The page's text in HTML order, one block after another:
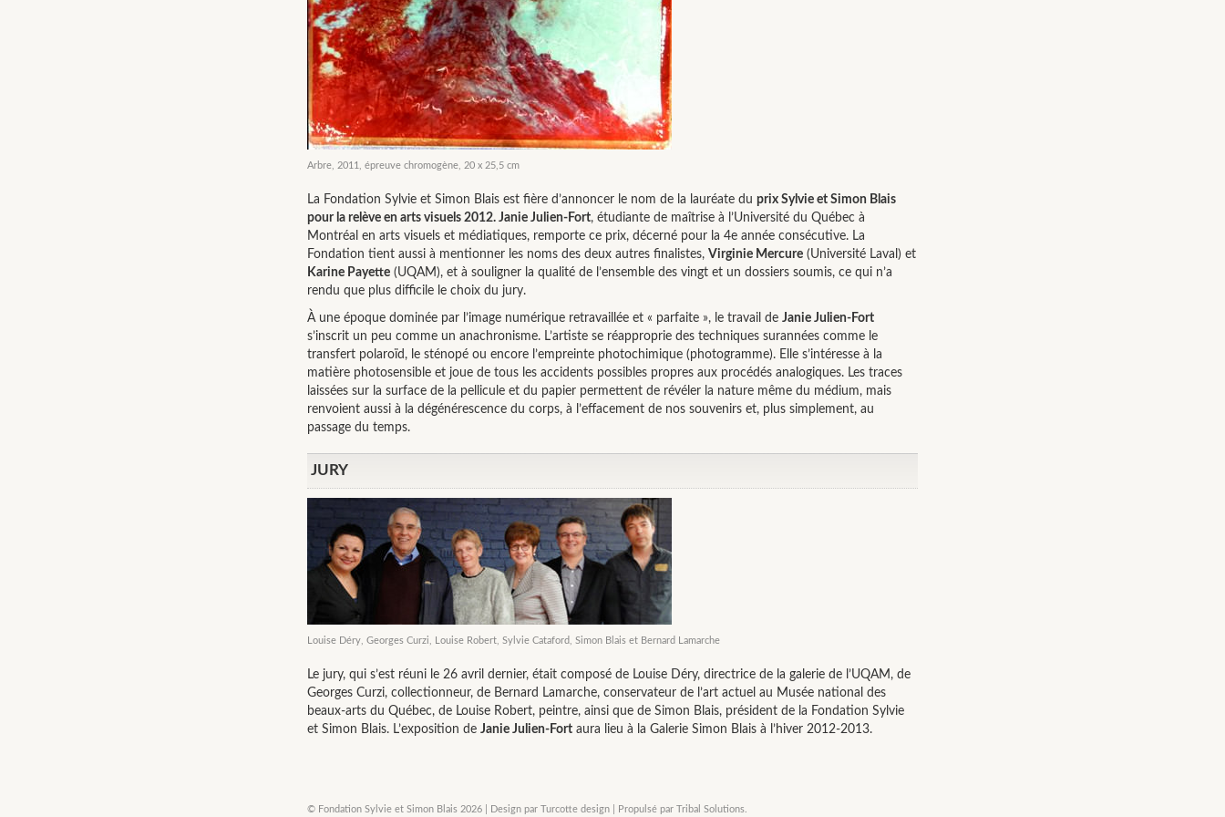
Arbre, 2011, épreuve chromogène, 20 x 25,5 cm
La Fondation Sylvie et Simon Blais est fière d’annoncer le nom de la lauréate du prix Sylvie et Simon Blais
pour la relève en arts visuels 2012. Janie Julien-Fort, étudiante de maîtrise à l’Université du Québec à
Montréal en arts visuels et médiatiques, remporte ce prix, décerné pour la 4e année consécutive. La
Fondation tient aussi à mentionner les noms des deux autres finalistes, Virginie Mercure (Université Laval) et
Karine Payette (UQAM), et à souligner la qualité de l’ensemble des vingt et un dossiers soumis, ce qui n’a
rendu que plus difficile le choix du jury.
À une époque dominée par l’image numérique retravaillée et « parfaite », le travail de Janie Julien-Fort
s’inscrit un peu comme un anachronisme. L’artiste se réapproprie des techniques surannées comme le
transfert polaroïd, le sténopé ou encore l’empreinte photochimique (photogramme). Elle s’intéresse à la
matière photosensible et joue de tous les accidents possibles propres aux procédés analogiques. Les traces
laissées sur la surface de la pellicule et du papier permettent de révéler la nature même du médium, mais
renvoient aussi à la dégénérescence du corps, à l’effacement de nos souvenirs et, plus simplement, au
passage du temps.
JURY
Louise Déry, Georges Curzi, Louise Robert, Sylvie Cataford, Simon Blais et Bernard Lamarche
Le jury, qui s’est réuni le 26 avril dernier, était composé de Louise Déry, directrice de la galerie de l’UQAM, de
Georges Curzi, collectionneur, de Bernard Lamarche, conservateur de l’art actuel au Musée national des
beaux-arts du Québec, de Louise Robert, peintre, ainsi que de Simon Blais, président de la Fondation Sylvie
et Simon Blais. L’exposition de Janie Julien-Fort aura lieu à la Galerie Simon Blais à l’hiver 2012-2013.
© Fondation Sylvie et Simon Blais 2026 | Design par Turcotte design Propulsé par Tribal Solutions